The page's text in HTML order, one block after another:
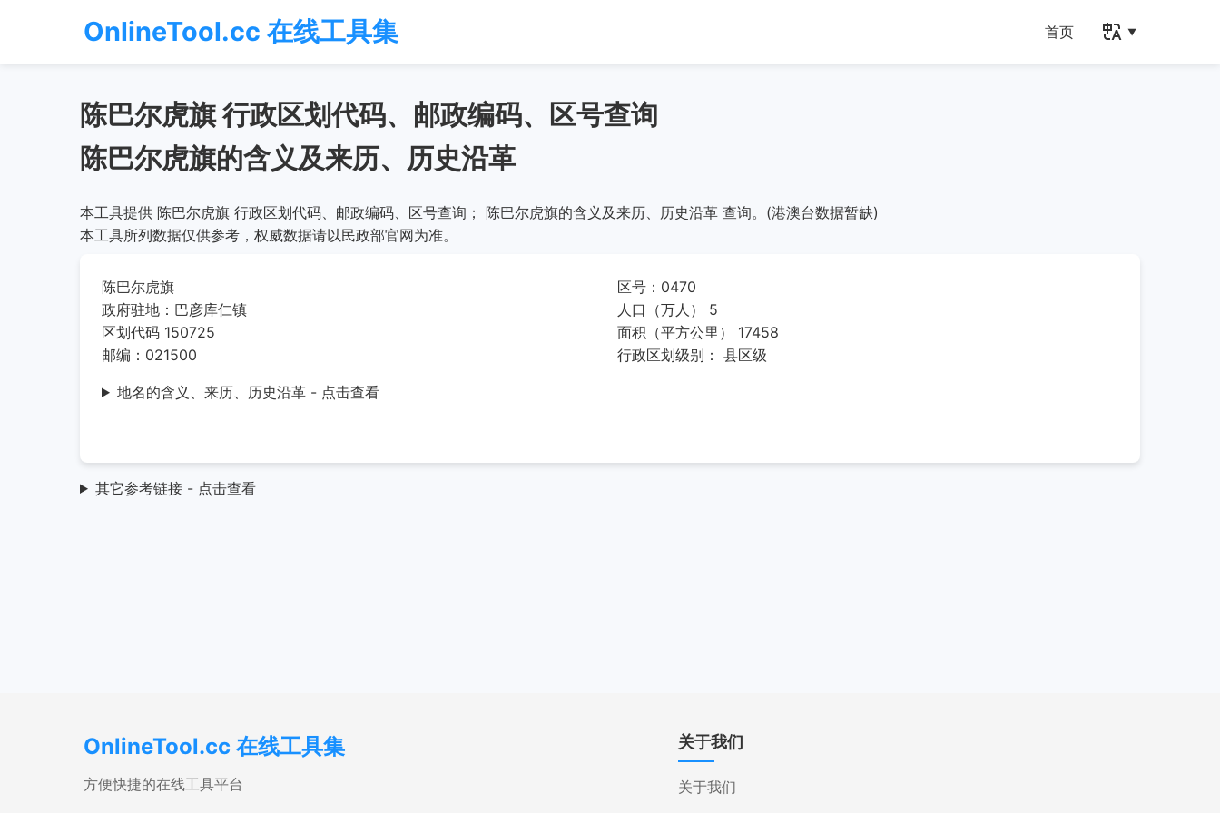
OnlineTool.cc 在线工具集 首页
陈巴尔虎旗 行政区划代码、邮政编码、区号查询
陈巴尔虎旗的含义及来历、历史沿革
本工具提供 陈巴尔虎旗 行政区划代码、邮政编码、区号查询； 陈巴尔虎旗的含义及来历、历史沿革 查询。(港澳台数据暂缺)
本工具所列数据仅供参考，权威数据请以民政部官网为准。
陈巴尔虎旗
政府驻地：巴彦库仁镇
区划代码 150725
邮编：021500
区号：0470
人口（万人） 5
面积（平方公里） 17458
行政区划级别： 县区级
地名的含义、来历、历史沿革 - 点击查看
其它参考链接 - 点击查看
OnlineTool.cc 在线工具集
方便快捷的在线工具平台
关于我们
关于我们